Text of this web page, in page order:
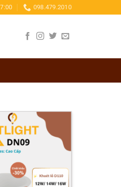
098.479.2010